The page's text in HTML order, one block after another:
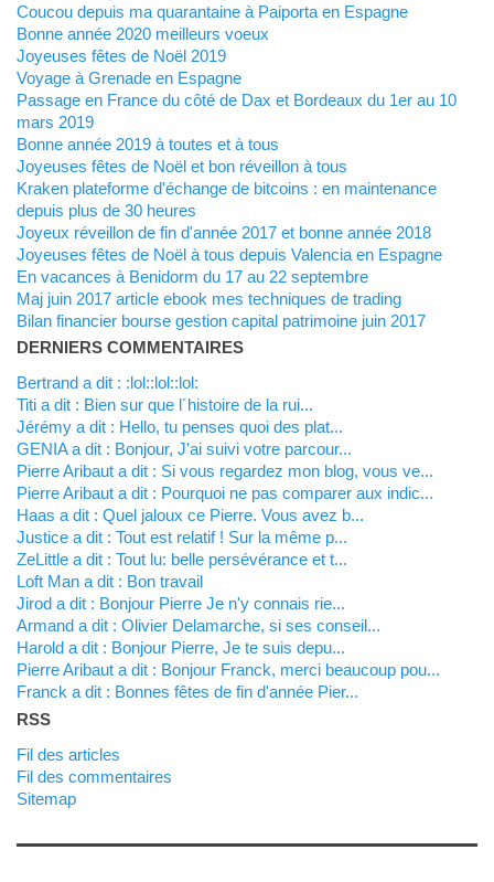
Coucou depuis ma quarantaine à Paiporta en Espagne
Bonne année 2020 meilleurs voeux
Joyeuses fêtes de Noël 2019
Voyage à Grenade en Espagne
Passage en France du côté de Dax et Bordeaux du 1er au 10
mars 2019
Bonne année 2019 à toutes et à tous
Joyeuses fêtes de Noël et bon réveillon à tous
Kraken plateforme d'échange de bitcoins : en maintenance
depuis plus de 30 heures
Joyeux réveillon de fin d'année 2017 et bonne année 2018
Joyeuses fêtes de Noël à tous depuis Valencia en Espagne
En vacances à Benidorm du 17 au 22 septembre
Maj juin 2017 article ebook mes techniques de trading
Bilan financier bourse gestion capital patrimoine juin 2017
DERNIERS COMMENTAIRES
Bertrand a dit : :lol::lol::lol:
titi a dit : Bien sur que l´histoire de la rui...
Jérémy a dit : Hello, tu penses quoi des plat...
GENIA a dit : Bonjour, J'ai suivi votre parcour...
Pierre Aribaut a dit : Si vous regardez mon blog, vous ve...
Pierre Aribaut a dit : Pourquoi ne pas comparer aux indic...
Haas a dit : Quel jaloux ce Pierre. Vous avez b...
justice a dit : Tout est relatif ! Sur la même p...
zeLittle a dit : Tout lu: belle persévérance et t...
Loft Man a dit : Bon travail
Jirod a dit : Bonjour Pierre Je n'y connais rie...
Armand a dit : Olivier Delamarche, si ses conseil...
harold a dit : Bonjour Pierre, Je te suis depu...
Pierre Aribaut a dit : Bonjour Franck, merci beaucoup pou...
franck a dit : Bonnes fêtes de fin d'année Pier...
RSS
Fil des articles
Fil des commentaires
Sitemap